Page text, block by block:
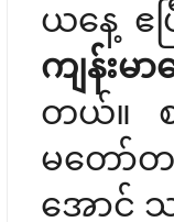
ယနေ့ ဧ
ကျန်းမာ
တယ်။
မတော်
အောင်